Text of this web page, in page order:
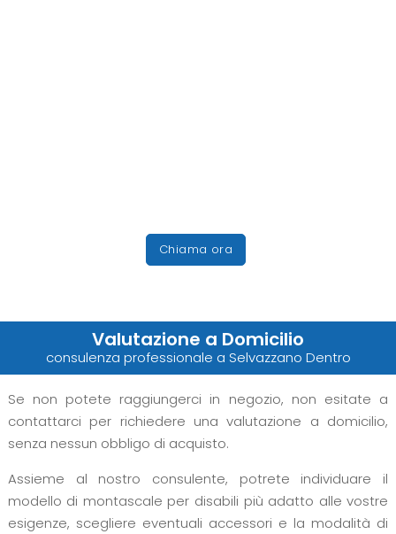
Chiama ora
Valutazione a Domicilio
consulenza professionale a Selvazzano Dentro
Se non potete raggiungerci in negozio, non esitate a
contattarci per richiedere una valutazione a domicilio,
senza nessun obbligo di acquisto.
Assieme al nostro consulente, potrete individuare il
modello di montascale per disabili più adatto alle vostre
esigenze, scegliere eventuali accessori e la modalità di